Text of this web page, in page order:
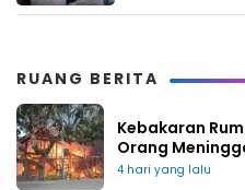
RUANG BERITA
Kebakaran
Orang
4 hari yang lalu